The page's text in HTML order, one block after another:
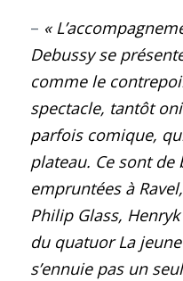
– «
Debussy se
comme le
spectacle, tantôt
parfois comique,
plateau. Ce sont de
empruntées à
Philip Glass,
du quatuorLa
s’ennuie pas un